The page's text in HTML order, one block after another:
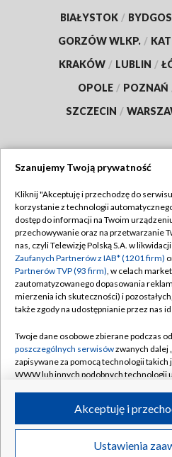
BIAŁYSTOK /
GORZÓW WLKP. /
KRAKÓW / LUBLIN /
OPOLE / POZNAŃ
SZCZECIN /
Abonament TVP
Emisja w TVP
Centrum informacji TVP
Naziemna Telewizja Cyfrowa
Rada Programowa
System NOS
Informacje o nadawcy
Program dla prasy
Polityka
Moje
©2026 Telewizja
Szanujemy Twoją prywatność
Kliknij "Akceptuję i przechodzę do
korzystanie z technologii
dostęp do informacji na Twoim
przechowywanie oraz na przetwarzanie
nas, czyli Telewizję Polską S.A. w
Zaufanych Partnerów z IAB* (1201 firm)
Partnerów TVP (93 firm), w celach
zautomatyzowanego dopasowania
mierzenia ich skuteczności) i
także zgody na udostępnianie przez nas
Twoje dane osobowe zbierane podczas
poszczególnych serwisówzwanych dalej
zapisywane za pomocą technologii
WWW lub innych podobnych technologii
ruchu w Internecie.
Twoje dane osobowe zbierane podczas
poszczególnych serwisówna Portalu,
Ustawienia
Akceptuję i